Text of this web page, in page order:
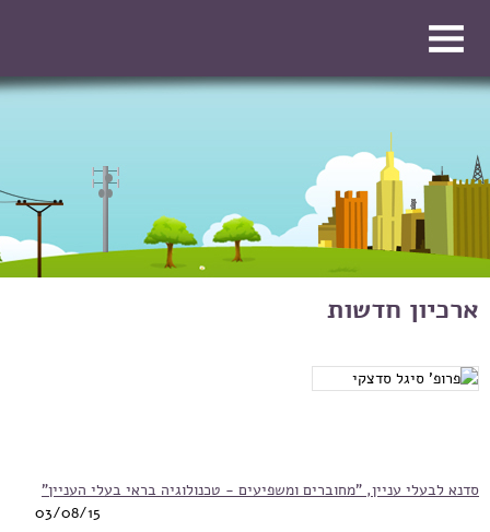
ארכיון חדשות
סדנא לבעלי עניין, "מחוברים ומשפיעים - טכנולוגיה בראי בעלי העניין"
03/08/15
עמודים